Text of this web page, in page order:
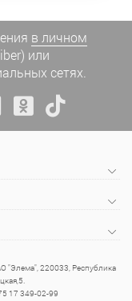
в личном
или
сетях.
"Элема", 220033, Республика
17 349-02-99